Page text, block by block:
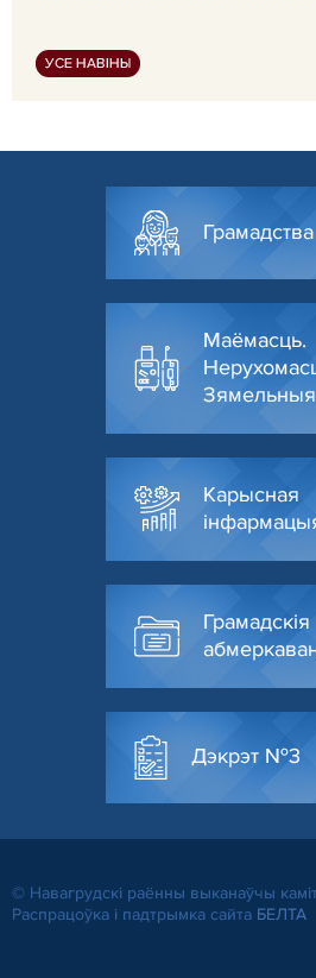
УСЕ НАВІНЫ
Грамадства
Маёмасць.
Зямельныя
Карысная
Грамадскія
Дэкрэт №3
© Навагрудскі раённы выканаўчы
Распрацоўка і падтрымка сайта БЕЛТА